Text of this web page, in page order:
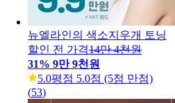
뉴엘라인의 색소지우개 토닝
할인 전 가격14만 4천원
31% 9만 9천원
5.0평점 5.0점 (5점 만점)
(53)